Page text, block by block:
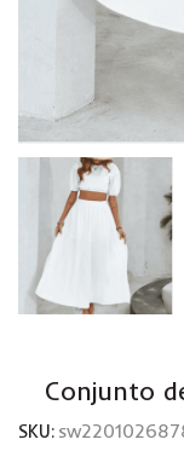
Conjunto
SKU: